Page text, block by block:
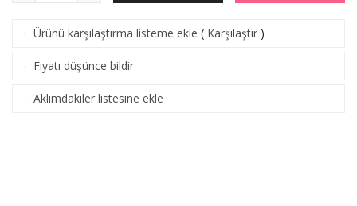
· Ürünü karşılaştırma listeme ekle ( Karşılaştır )
· Fiyatı düşünce bildir
· Aklımdakiler listesine ekle